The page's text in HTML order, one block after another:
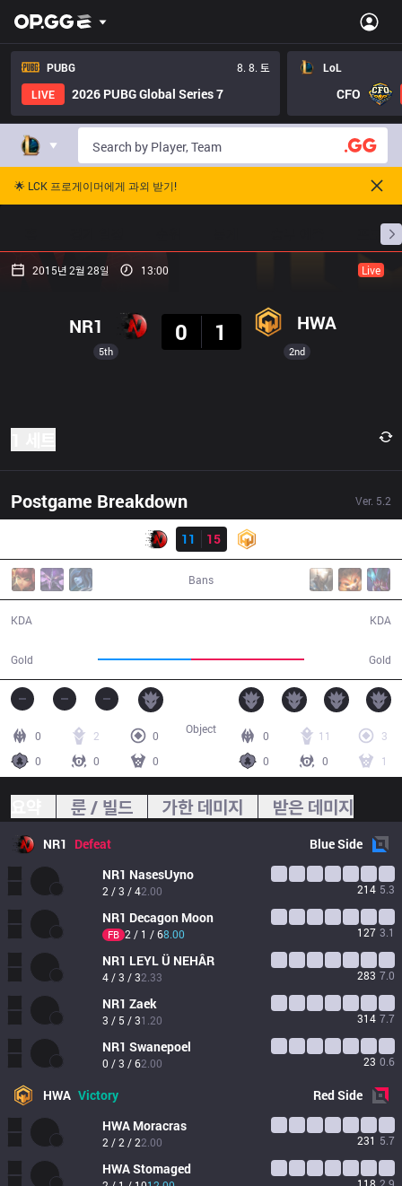
PUBG
8. 8. 토
LIVE
2026 PUBG Global Series 7
LoL
CFO
🌟 LCK 프로게이머에게 과외 받기!
프로빌
2015년 2월 28일 13:00 Live
5th
NR1
0
1 HWA
2nd
Postgame Breakdown Ver. 5.2
11
15
Bans
KDA
Gold Gold
KDA
0 2
0
0
0 0
0 11
3
0
0 1
Object
룬 / 빌드 가한 데미지 받은 데미지
NR1 Defeat BlueSide
NR1 NasesUyno
2 / 3 / 42.00 214 5.3
NR1 Decagon Moon
FB 2 / 1 / 68.00 127 3.1
NR1 LEYL Ü NEHÂR
4 / 3 / 32.33 283 7.0
NR1 Zaek
3 / 5 / 31.20 314 7.7
NR1 Swanepoel
0 / 3 / 62.00 23 0.6
HWA Victory RedSide
HWA Moracras
2 / 2 / 22.00 231 5.7
HWAStomaged